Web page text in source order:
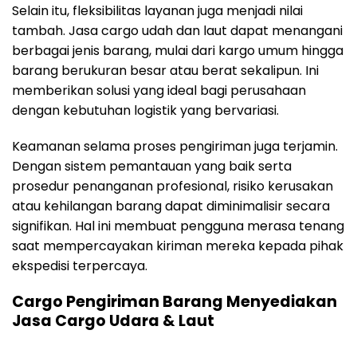
Selain itu, fleksibilitas layanan juga menjadi nilai
tambah. Jasa cargo udah dan laut dapat menangani
berbagai jenis barang, mulai dari kargo umum hingga
barang berukuran besar atau berat sekalipun. Ini
memberikan solusi yang ideal bagi perusahaan
dengan kebutuhan logistik yang bervariasi.
Keamanan selama proses pengiriman juga terjamin.
Dengan sistem pemantauan yang baik serta
prosedur penanganan profesional, risiko kerusakan
atau kehilangan barang dapat diminimalisir secara
signifikan. Hal ini membuat pengguna merasa tenang
saat mempercayakan kiriman mereka kepada pihak
ekspedisi terpercaya.
Cargo Pengiriman Barang Menyediakan
Jasa Cargo Udara & Laut